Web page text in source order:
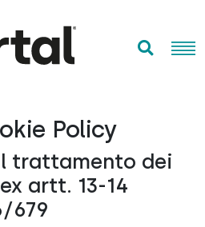
Policy
trattamento dei
artt. 13-14
679